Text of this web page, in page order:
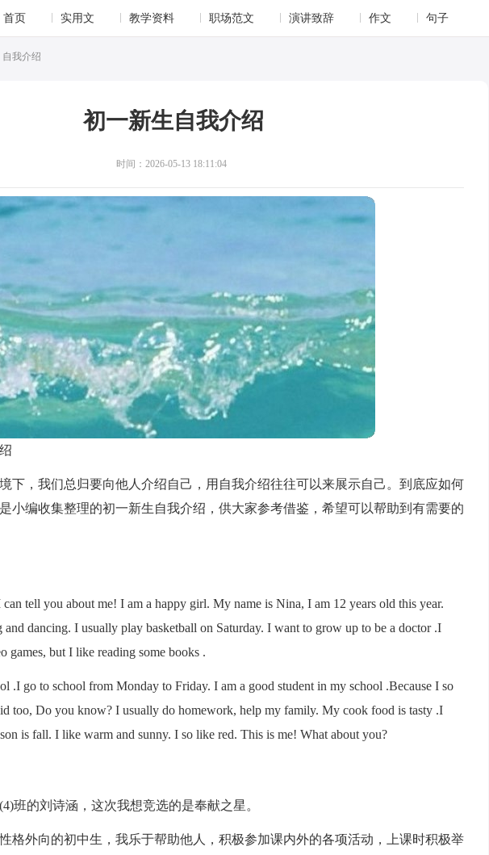
首页 实用文 教学资料 职场范文 演讲致辞 作文 句子
自我介绍
初一新生自我介绍
时间：2026-05-13 18:11:04
下，我们总归要向他人介绍自己，用自我介绍往往可以来展示自己。到底应如何
小编收集整理的初一新生自我介绍，供大家参考借鉴，希望可以帮助到有需要的
tell you about me! I am a happy girl. My name is Nina, I am 12 years old this year.
and dancing. I usually play basketball on Saturday. I want to grow up to be a doctor .I
games, but I like reading some books .
.I go to school from Monday to Friday. I am a good student in my school .Because I so
too, Do you know? I usually do homework, help my family. My cook food is tasty .I
is fall. I like warm and sunny. I so like red. This is me! What about you?
班的刘诗涵，这次我想竞选的是奉献之星。
格外向的初中生，我乐于帮助他人，积极参加课内外的各项活动，上课时积极举